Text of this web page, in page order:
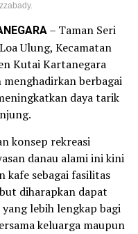
– Taman Seri
Ulung, Kecamatan
Kutai Kartanegara
berbagai
daya tarik
konsep rekreasi
danau alami ini kini
kafe sebagai fasilitas
diharapkan dapat
lebih lengkap bagi
keluarga maupun